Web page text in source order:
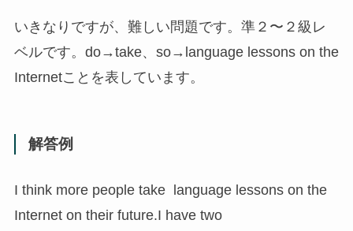
いきなりですが、難しい問題です。準２〜２級レ
ベルです。do→take、so→language lessons on the
Internetことを表しています。
解答例
I think more people take language lessons on the
Internet on their future.I have two